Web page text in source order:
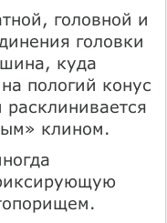
головной и
головки
куда
пологий конус
расклинивается
клином.